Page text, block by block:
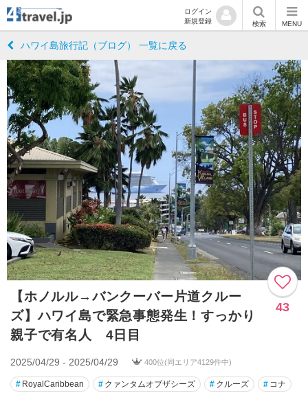
ログイン
新規登録
検索 MENU
ハワイ島旅行記（ブログ） 一覧に戻る
【ホノルル→バンクーバー片道クルー
ズ】ハワイ島で緊急事態発生！すっかり
親子で有名人 4日目
43
2025/04/29 - 2025/04/29 400位(同エリア4129件中)
# RoyalCaribbean # クァンタムオブザシーズ # クルーズ # コナ